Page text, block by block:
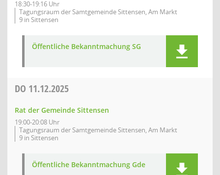
18:30-19:16 Uhr
Tagungsraum der Samtgemeinde Sittensen, Am Markt
9 in Sittensen
Öffentliche Bekanntmachung SG
DO 11.12.2025
Rat der Gemeinde Sittensen
19:00-20:08 Uhr
Tagungsraum der Samtgemeinde Sittensen, Am Markt
9 in Sittensen
Öffentliche Bekanntmachung Gde